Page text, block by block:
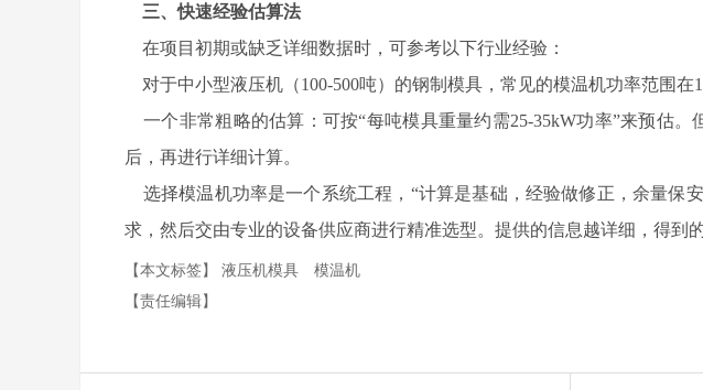
三、快速经验估算法
在项目初期或缺乏详细数据时，可参考以下行业经验：
对于中小型液压机（100-500吨）的钢制模具，常见的模温机功率范围在
一个非常粗略的估算：可按“每吨模具重量约需25-35kW功率”来预估。
后，再进行详细计算。
选择模温机功率是一个系统工程，“计算是基础，经验做修正，余量保
求，然后交由专业的设备供应商进行精准选型。提供的信息越详细，得到
【本文标签】 液压机模具
模温机
【责任编辑】